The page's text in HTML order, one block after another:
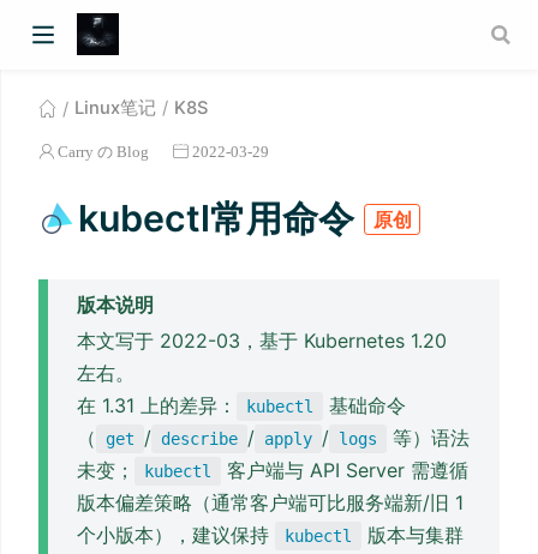
Linux笔记 K8S
Carry の Blog 2022-03-29
kubectl常用命令 原创
版本说明
本文写于 2022-03，基于 Kubernetes 1.20
左右。
在 1.31 上的差异：
kubectl
基础命令
（
get / describe / apply / logs
等）语法
未变；
kubectl
客户端与 API Server 需遵循
版本偏差策略（通常客户端可比服务端新/旧 1
个小版本），建议保持
kubectl
版本与集群